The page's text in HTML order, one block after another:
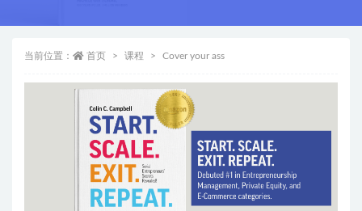
当前位置： 首页 课程 Cover your ass